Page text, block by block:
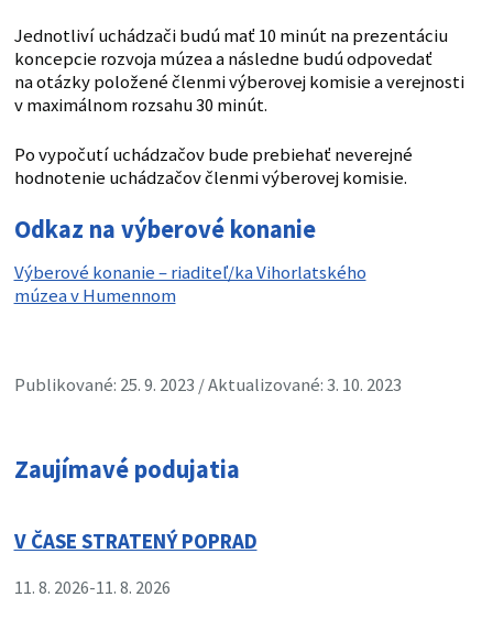
Jednotliví uchádzači budú mať 10 minút na prezentáciu
koncepcie rozvoja múzea a následne budú odpovedať
na otázky položené členmi výberovej komisie a verejnosti
v maximálnom rozsahu 30 minút.
Po vypočutí uchádzačov bude prebiehať neverejné
hodnotenie uchádzačov členmi výberovej komisie.
Odkaz na výberové konanie
Výberové konanie – riaditeľ/ka Vihorlatského
múzea v Humennom
Publikované: 25. 9. 2023 / Aktualizované: 3. 10. 2023
Zaujímavé podujatia
V ČASE STRATENÝ POPRAD
11. 8. 2026-11. 8. 2026